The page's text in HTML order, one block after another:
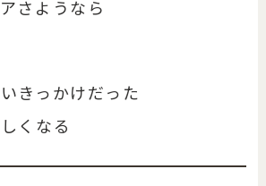
さようなら
きっかけだった
くなる